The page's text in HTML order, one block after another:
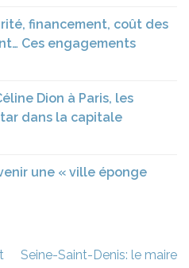
financement, coût des
Ces engagements
Dion à Paris, les
dans la capitale
une « ville éponge
Seine-Saint-Denis: le maire